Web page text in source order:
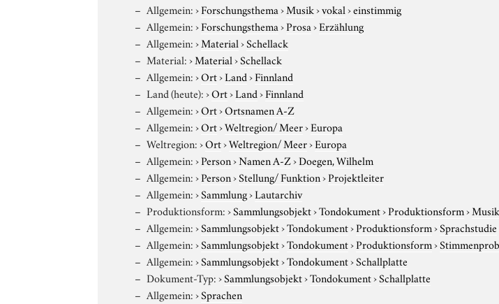
Allgemein:›Forschungsthema›Musik›vokal›einstimmig
Allgemein:›Forschungsthema›Prosa›Erzählung
Allgemein:›Material›Schellack
Material:›Material›Schellack
Allgemein:›Ort›Land›Finnland
Land (heute):›Ort›Land›Finnland
Allgemein:›Ort›Ortsnamen A-Z
Allgemein:›Ort›Weltregion/ Meer›Europa
Weltregion:›Ort›Weltregion/ Meer›Europa
Allgemein:›Person›Namen A-Z›Doegen, Wilhelm
Allgemein:›Person›Stellung/ Funktion›Projektleiter
Allgemein:›Sammlung›Lautarchiv
Produktionsform:›Sammlungsobjekt›Tondokument›Produktionsform›
Allgemein:›Sammlungsobjekt›Tondokument›Produktionsform›Sprachstudie
Allgemein:›Sammlungsobjekt›Tondokument›Produktionsform›
Allgemein:›Sammlungsobjekt›Tondokument›Schallplatte
Dokument-Typ:›Sammlungsobjekt›Tondokument›Schallplatte
Allgemein:›Sprachen